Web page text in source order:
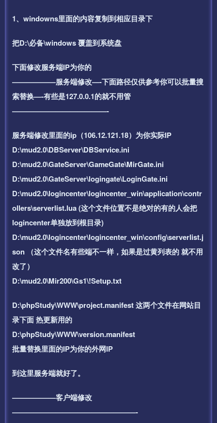
1、windowns里面的内容复制到相应目录下
把D:\必备\windows 覆盖到系统盘
下面修改服务端IP为你的
——————服务端修改—-下面路径仅供参考你可以批量搜
索替换—-有些是127.0.0.1的就不用管
—————————————-
服务端修改里面的ip（106.12.121.18）为你实际IP
D:\mud2.0\DBServer\DBService.ini
D:\mud2.0\GateServer\GameGate\MirGate.ini
D:\mud2.0\GateServer\logingate\LoginGate.ini
D:\mud2.0\logincenter\logincenter_win\application\contr
ollers\serverlist.lua (这个文件位置不是绝对的有的人会把
logincenter单独放到根目录)
D:\mud2.0\logincenter\logincenter_win\config\serverlist.j
son （这个文件名有些端不一样，如果是过黄列表的 就不用
改了）
D:\mud2.0\Mir200\Gs1\!Setup.txt
D:\phpStudy\WWW\project.manifest 这两个文件在网站目
录下面 热更新用的
D:\phpStudy\WWW\version.manifest
批量替换里面的IP为你的外网IP
到这里服务端就好了。
——————客户端修改
—————————————————-